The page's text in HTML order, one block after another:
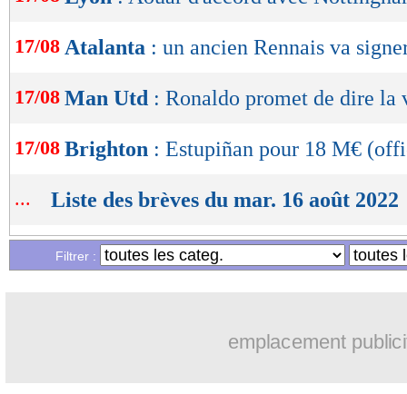
17/08 Atalanta : un ancien Rennais va
17/08 Man Utd : Ronaldo promet de dire la
17/08 Brighton : Estupiñan pour 18 M€
... Liste des brèves du mar. 16 août 2022
Liste des brèves du lun. 15 août 2022
Filtrer :
emplacement